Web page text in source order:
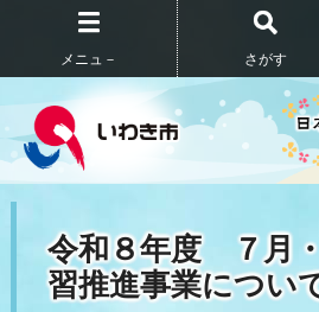
メニュ－ さがす
令和８年度 ７月
習推進事業につい